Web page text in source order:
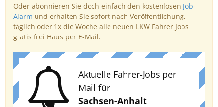
Oder abonnieren Sie doch einfach den kostenlosen Job-
Alarm und erhalten Sie sofort nach Veröffentlichung,
täglich oder 1x die Woche alle neuen LKW Fahrer Jobs
gratis frei Haus per E-Mail.
Aktuelle Fahrer-Jobs per
Mail für
Sachsen-Anhalt